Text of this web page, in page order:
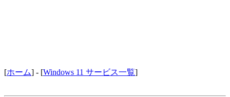
[ホーム] - [Windows 11 サービス一覧]